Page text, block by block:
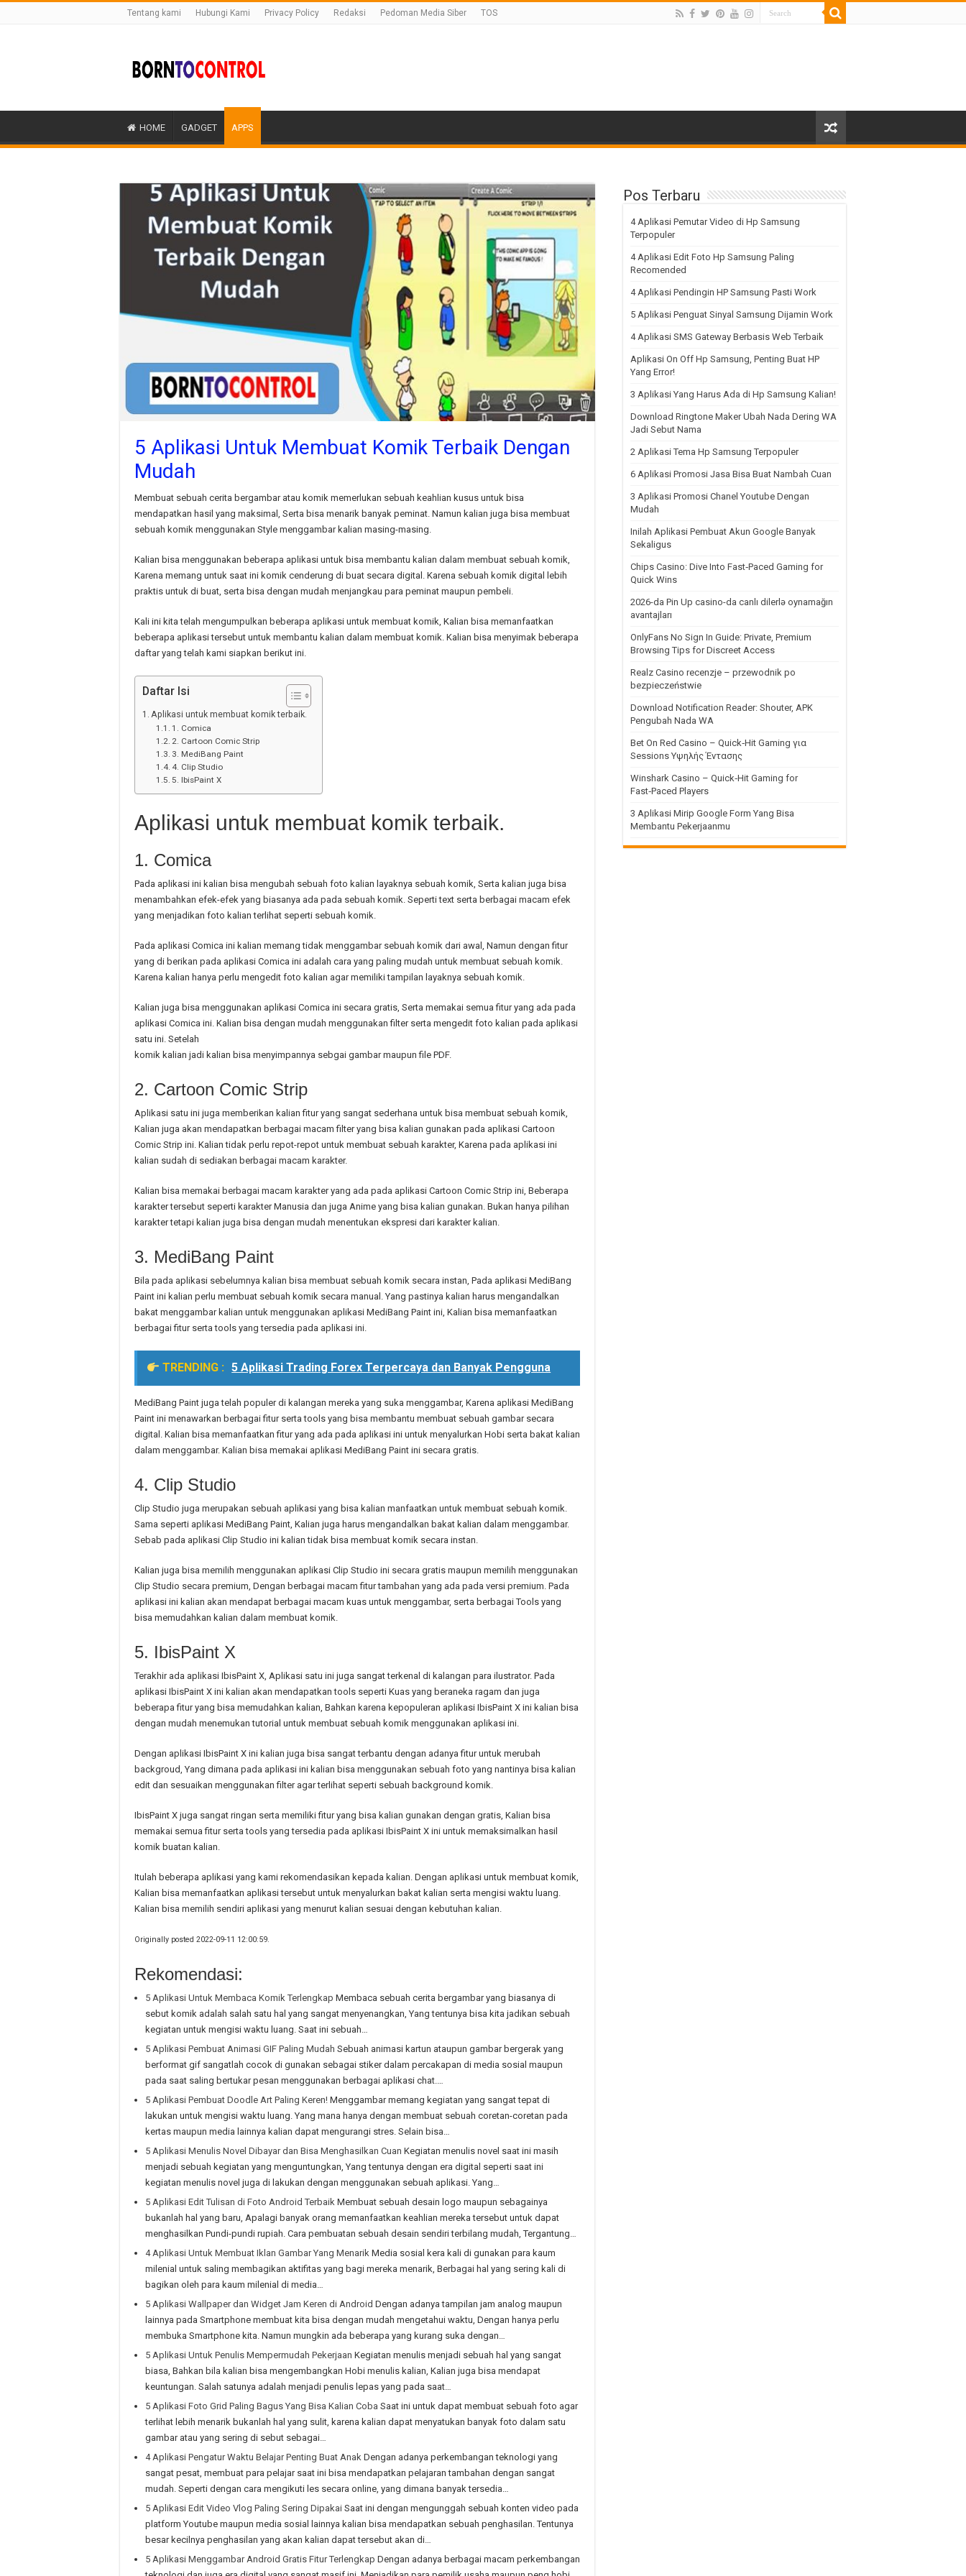
Tentang kami Hubungi Kami Privacy Policy Redaksi Pedoman Media Siber TOS
HOME GADGET APPS
5 Aplikasi Untuk Membuat Komik Terbaik Dengan
Mudah
Membuat sebuah cerita bergambar atau komik memerlukan sebuah keahlian kusus untuk bisa
mendapatkan hasil yang maksimal, Serta bisa menarik banyak peminat. Namun kalian juga bisa membuat
sebuah komik menggunakan Style menggambar kalian masing-masing.
Kalian bisa menggunakan beberapa aplikasi untuk bisa membantu kalian dalam membuat sebuah komik,
Karena memang untuk saat ini komik cenderung di buat secara digital. Karena sebuah komik digital lebih
praktis untuk di buat, serta bisa dengan mudah menjangkau para peminat maupun pembeli.
Kali ini kita telah mengumpulkan beberapa aplikasi untuk membuat komik, Kalian bisa memanfaatkan
beberapa aplikasi tersebut untuk membantu kalian dalam membuat komik. Kalian bisa menyimak beberapa
daftar yang telah kami siapkan berikut ini.
Daftar Isi
Aplikasi untuk membuat komik terbaik.
1. Comica
2. Cartoon Comic Strip
3. MediBang Paint
4. Clip Studio
5. IbisPaint X
Aplikasi untuk membuat komik terbaik.
1. Comica
Pada aplikasi ini kalian bisa mengubah sebuah foto kalian layaknya sebuah komik, Serta kalian juga bisa
menambahkan efek-efek yang biasanya ada pada sebuah komik. Seperti text serta berbagai macam efek
yang menjadikan foto kalian terlihat seperti sebuah komik.
Pada aplikasi Comica ini kalian memang tidak menggambar sebuah komik dari awal, Namun dengan fitur
yang di berikan pada aplikasi Comica ini adalah cara yang paling mudah untuk membuat sebuah komik.
Karena kalian hanya perlu mengedit foto kalian agar memiliki tampilan layaknya sebuah komik.
Kalian juga bisa menggunakan aplikasi Comica ini secara gratis, Serta memakai semua fitur yang ada pada
aplikasi Comica ini. Kalian bisa dengan mudah menggunakan filter serta mengedit foto kalian pada aplikasi
satu ini. Setelah
komik kalian jadi kalian bisa menyimpannya sebgai gambar maupun file PDF.
2. Cartoon Comic Strip
Aplikasi satu ini juga memberikan kalian fitur yang sangat sederhana untuk bisa membuat sebuah komik,
Kalian juga akan mendapatkan berbagai macam filter yang bisa kalian gunakan pada aplikasi Cartoon
Comic Strip ini. Kalian tidak perlu repot-repot untuk membuat sebuah karakter, Karena pada aplikasi ini
kalian sudah di sediakan berbagai macam karakter.
Kalian bisa memakai berbagai macam karakter yang ada pada aplikasi Cartoon Comic Strip ini, Beberapa
karakter tersebut seperti karakter Manusia dan juga Anime yang bisa kalian gunakan. Bukan hanya pilihan
karakter tetapi kalian juga bisa dengan mudah menentukan ekspresi dari karakter kalian.
3. MediBang Paint
Bila pada aplikasi sebelumnya kalian bisa membuat sebuah komik secara instan, Pada aplikasi MediBang
Paint ini kalian perlu membuat sebuah komik secara manual. Yang pastinya kalian harus mengandalkan
bakat menggambar kalian untuk menggunakan aplikasi MediBang Paint ini, Kalian bisa memanfaatkan
berbagai fitur serta tools yang tersedia pada aplikasi ini.
TRENDING : 5 Aplikasi Trading Forex Terpercaya dan Banyak Pengguna
MediBang Paint juga telah populer di kalangan mereka yang suka menggambar, Karena aplikasi MediBang
Paint ini menawarkan berbagai fitur serta tools yang bisa membantu membuat sebuah gambar secara
digital. Kalian bisa memanfaatkan fitur yang ada pada aplikasi ini untuk menyalurkan Hobi serta bakat kalian
dalam menggambar. Kalian bisa memakai aplikasi MediBang Paint ini secara gratis.
4. Clip Studio
Clip Studio juga merupakan sebuah aplikasi yang bisa kalian manfaatkan untuk membuat sebuah komik.
Sama seperti aplikasi MediBang Paint, Kalian juga harus mengandalkan bakat kalian dalam menggambar.
Sebab pada aplikasi Clip Studio ini kalian tidak bisa membuat komik secara instan.
Kalian juga bisa memilih menggunakan aplikasi Clip Studio ini secara gratis maupun memilih menggunakan
Clip Studio secara premium, Dengan berbagai macam fitur tambahan yang ada pada versi premium. Pada
aplikasi ini kalian akan mendapat berbagai macam kuas untuk menggambar, serta berbagai Tools yang
bisa memudahkan kalian dalam membuat komik.
5. IbisPaint X
Terakhir ada aplikasi IbisPaint X, Aplikasi satu ini juga sangat terkenal di kalangan para ilustrator. Pada
aplikasi IbisPaint X ini kalian akan mendapatkan tools seperti Kuas yang beraneka ragam dan juga
beberapa fitur yang bisa memudahkan kalian, Bahkan karena kepopuleran aplikasi IbisPaint X ini kalian bisa
dengan mudah menemukan tutorial untuk membuat sebuah komik menggunakan aplikasi ini.
Dengan aplikasi IbisPaint X ini kalian juga bisa sangat terbantu dengan adanya fitur untuk merubah
backgroud, Yang dimana pada aplikasi ini kalian bisa menggunakan sebuah foto yang nantinya bisa kalian
edit dan sesuaikan menggunakan filter agar terlihat seperti sebuah background komik.
IbisPaint X juga sangat ringan serta memiliki fitur yang bisa kalian gunakan dengan gratis, Kalian bisa
memakai semua fitur serta tools yang tersedia pada aplikasi IbisPaint X ini untuk memaksimalkan hasil
komik buatan kalian.
Itulah beberapa aplikasi yang kami rekomendasikan kepada kalian. Dengan aplikasi untuk membuat komik,
Kalian bisa memanfaatkan aplikasi tersebut untuk menyalurkan bakat kalian serta mengisi waktu luang.
Kalian bisa memilih sendiri aplikasi yang menurut kalian sesuai dengan kebutuhan kalian.
Originally posted 2022-09-11 12:00:59.
Rekomendasi:
5 Aplikasi Untuk Membaca Komik Terlengkap Membaca sebuah cerita bergambar yang biasanya di
sebut komik adalah salah satu hal yang sangat menyenangkan, Yang tentunya bisa kita jadikan sebuah
kegiatan untuk mengisi waktu luang. Saat ini sebuah…
5 Aplikasi Pembuat Animasi GIF Paling Mudah Sebuah animasi kartun ataupun gambar bergerak yang
berformat gif sangatlah cocok di gunakan sebagai stiker dalam percakapan di media sosial maupun
pada saat saling bertukar pesan menggunakan berbagai aplikasi chat.…
5 Aplikasi Pembuat Doodle Art Paling Keren! Menggambar memang kegiatan yang sangat tepat di
lakukan untuk mengisi waktu luang. Yang mana hanya dengan membuat sebuah coretan-coretan pada
kertas maupun media lainnya kalian dapat mengurangi stres. Selain bisa…
5 Aplikasi Menulis Novel Dibayar dan Bisa Menghasilkan Cuan Kegiatan menulis novel saat ini masih
menjadi sebuah kegiatan yang menguntungkan, Yang tentunya dengan era digital seperti saat ini
kegiatan menulis novel juga di lakukan dengan menggunakan sebuah aplikasi. Yang…
5 Aplikasi Edit Tulisan di Foto Android Terbaik Membuat sebuah desain logo maupun sebagainya
bukanlah hal yang baru, Apalagi banyak orang memanfaatkan keahlian mereka tersebut untuk dapat
menghasilkan Pundi-pundi rupiah. Cara pembuatan sebuah desain sendiri terbilang mudah, Tergantung…
4 Aplikasi Untuk Membuat Iklan Gambar Yang Menarik Media sosial kera kali di gunakan para kaum
milenial untuk saling membagikan aktifitas yang bagi mereka menarik, Berbagai hal yang sering kali di
bagikan oleh para kaum milenial di media…
5 Aplikasi Wallpaper dan Widget Jam Keren di Android Dengan adanya tampilan jam analog maupun
lainnya pada Smartphone membuat kita bisa dengan mudah mengetahui waktu, Dengan hanya perlu
membuka Smartphone kita. Namun mungkin ada beberapa yang kurang suka dengan…
5 Aplikasi Untuk Penulis Mempermudah Pekerjaan Kegiatan menulis menjadi sebuah hal yang sangat
biasa, Bahkan bila kalian bisa mengembangkan Hobi menulis kalian, Kalian juga bisa mendapat
keuntungan. Salah satunya adalah menjadi penulis lepas yang pada saat…
5 Aplikasi Foto Grid Paling Bagus Yang Bisa Kalian Coba Saat ini untuk dapat membuat sebuah foto agar
terlihat lebih menarik bukanlah hal yang sulit, karena kalian dapat menyatukan banyak foto dalam satu
gambar atau yang sering di sebut sebagai…
4 Aplikasi Pengatur Waktu Belajar Penting Buat Anak Dengan adanya perkembangan teknologi yang
sangat pesat, membuat para pelajar saat ini bisa mendapatkan pelajaran tambahan dengan sangat
mudah. Seperti dengan cara mengikuti les secara online, yang dimana banyak tersedia…
5 Aplikasi Edit Video Vlog Paling Sering Dipakai Saat ini dengan mengunggah sebuah konten video pada
platform Youtube maupun media sosial lainnya kalian bisa mendapatkan sebuah penghasilan. Tentunya
besar kecilnya penghasilan yang akan kalian dapat tersebut akan di…
5 Aplikasi Menggambar Android Gratis Fitur Terlengkap Dengan adanya berbagai macam perkembangan
Pos Terbaru
4 Aplikasi Pemutar Video di Hp Samsung
Terpopuler
4 Aplikasi Edit Foto Hp Samsung Paling
Recomended
4 Aplikasi Pendingin HP Samsung Pasti Work
5 Aplikasi Penguat Sinyal Samsung Dijamin Work
4 Aplikasi SMS Gateway Berbasis Web Terbaik
Aplikasi On Off Hp Samsung, Penting Buat HP
Yang Error!
3 Aplikasi Yang Harus Ada di Hp Samsung Kalian!
Download Ringtone Maker Ubah Nada Dering WA
Jadi Sebut Nama
2 Aplikasi Tema Hp Samsung Terpopuler
6 Aplikasi Promosi Jasa Bisa Buat Nambah Cuan
3 Aplikasi Promosi Chanel Youtube Dengan
Mudah
Inilah Aplikasi Pembuat Akun Google Banyak
Sekaligus
Chips Casino: Dive Into Fast‑Paced Gaming for
Quick Wins
2026-da Pin Up casino-da canlı dilerlə oynamağın
avantajları
OnlyFans No Sign In Guide: Private, Premium
Browsing Tips for Discreet Access
Realz Casino recenzje – przewodnik po
bezpieczeństwie
Download Notification Reader: Shouter, APK
Pengubah Nada WA
Bet On Red Casino – Quick‑Hit Gaming για
Sessions Υψηλής Έντασης
Winshark Casino – Quick‑Hit Gaming for
Fast‑Paced Players
3 Aplikasi Mirip Google Form Yang Bisa
Membantu Pekerjaanmu